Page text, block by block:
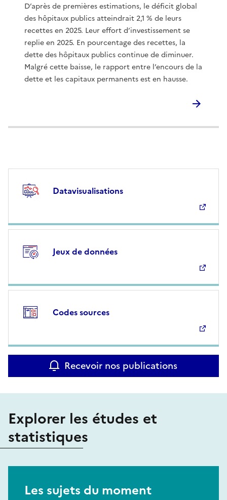
D’après de premières estimations, le déficit global
des hôpitaux publics atteindrait 2,1 % de leurs
recettes en 2025. Leur effort d’investissement se
replie en 2025. En pourcentage des recettes, la
dette des hôpitaux publics continue de diminuer.
Malgré cette baisse, le rapport entre l’encours de la
dette et les capitaux permanents est en hausse.
Datavisualisations
Jeux de données
Codes sources
Recevoir nos publications
Explorer les études et
statistiques
Les sujets du moment